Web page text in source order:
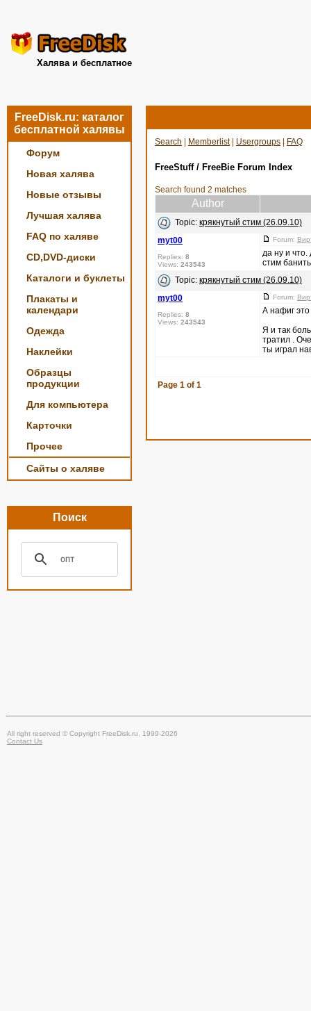
Халява и бесплатное
FreeDisk.ru: каталог
бесплатной халявы
Форум
Новая халява
Новые отзывы
Лучшая халява
FAQ по халяве
CD,DVD-диски
Каталоги и буклеты
Плакаты и
календари
Одежда
Наклейки
Образцы
продукции
Для компьютера
Карточки
Прочее
Сайты о халяве
Поиск
Search Memberlist| Usergroups FAQ
FreeStuff / FreeBie Forum Index
Search found 2 matches
Author
Topic: крякнутый стим (26.09.10)
myt00
Replies: 8
Views: 243543
Forum:
да ну и что.
стим
Topic: крякнутый стим (26.09.10)
myt00
Replies: 8
Views: 243543
Forum:
А нафиг
Я и так
тратил .
ты играл
Page 1 of 1
All right reserved © Copyright FreeDisk.ru, 1999-2026
Contact Us